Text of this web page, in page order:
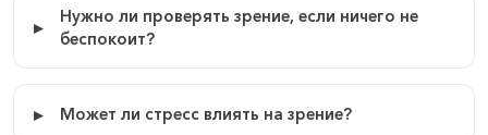
Нужно ли проверять зрение, если ничего не
беспокоит?
Может ли стресс влиять на зрение?